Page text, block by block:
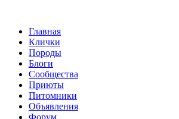
Главная
Клички
Породы
Блоги
Сообщества
Приюты
Питомники
Объявления
Форум